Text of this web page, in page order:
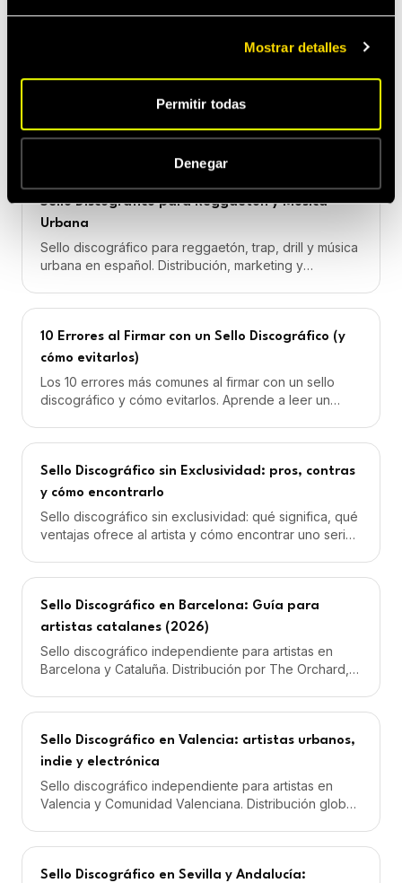
Mostrar detalles
Permitir todas
Denegar
contacto. Guía paso a paso 2026.
Sellos discográficos en Madrid: opciones por género,
modelo de cobro y nicho. Cómo elegir el sello
Sello Discográfico para Reggaetón y Música
Urbana
Sello discográfico para reggaetón, trap, drill y música
urbana en español. Distribución, marketing y
10 Errores al Firmar con un Sello Discográfico (y
cómo evitarlos)
Los 10 errores más comunes al firmar con un sello
discográfico y cómo evitarlos. Aprende a leer un
Sello Discográfico sin Exclusividad: pros, contras
y cómo encontrarlo
Sello discográfico sin exclusividad: qué significa, qué
ventajas ofrece al artista y cómo encontrar uno serio
Sello Discográfico en Barcelona: Guía para
artistas catalanes (2026)
Sello discográfico independiente para artistas en
Barcelona y Cataluña. Distribución por The Orchard,
Sello Discográfico en Valencia: artistas urbanos,
indie y electrónica
Sello discográfico independiente para artistas en
Valencia y Comunidad Valenciana. Distribución global,
Sello Discográfico en Sevilla y Andalucía: